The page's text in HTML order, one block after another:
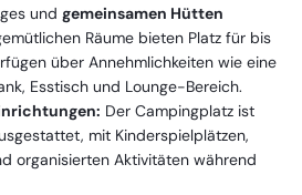
und gemeinsamen Hütten
Räume bieten Platz für bis
über Annehmlichkeiten wie eine
Esstisch und Lounge-Bereich.
Der Campingplatz ist
mit Kinderspielplätzen,
organisierten Aktivitäten während